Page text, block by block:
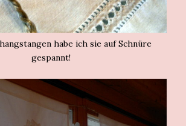
habe ich sie auf Schnüre
gespannt!